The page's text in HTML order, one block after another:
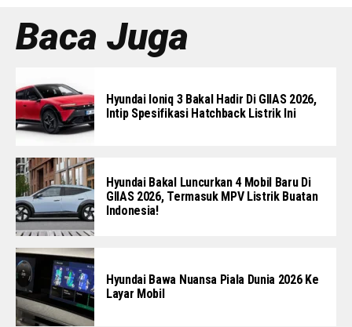
Baca Juga
Hyundai Ioniq 3 Bakal Hadir Di GIIAS 2026,
Intip Spesifikasi Hatchback Listrik Ini
Hyundai Bakal Luncurkan 4 Mobil Baru Di
GIIAS 2026, Termasuk MPV Listrik Buatan
Indonesia!
Hyundai Bawa Nuansa Piala Dunia 2026 Ke
Layar Mobil